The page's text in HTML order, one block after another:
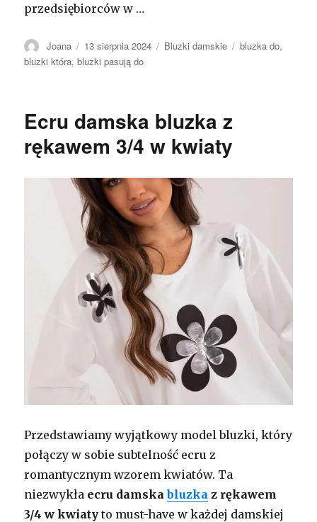
przedsiębiorców w …
Autor
Joana Opublikowano
13 sierpnia 2024 Kategorie
Bluzki damskie Tagi
bluzka do,
bluzki która,bluzki pasują do
Ecru damska bluzka z
rękawem 3/4 w kwiaty
Przedstawiamy wyjątkowy model bluzki, który
połączy w sobie subtelność ecru z
romantycznym wzorem kwiatów. Ta
niezwykła ecru damskabluzka z rękawem
3/4 w kwiaty to must-have w każdej damskiej